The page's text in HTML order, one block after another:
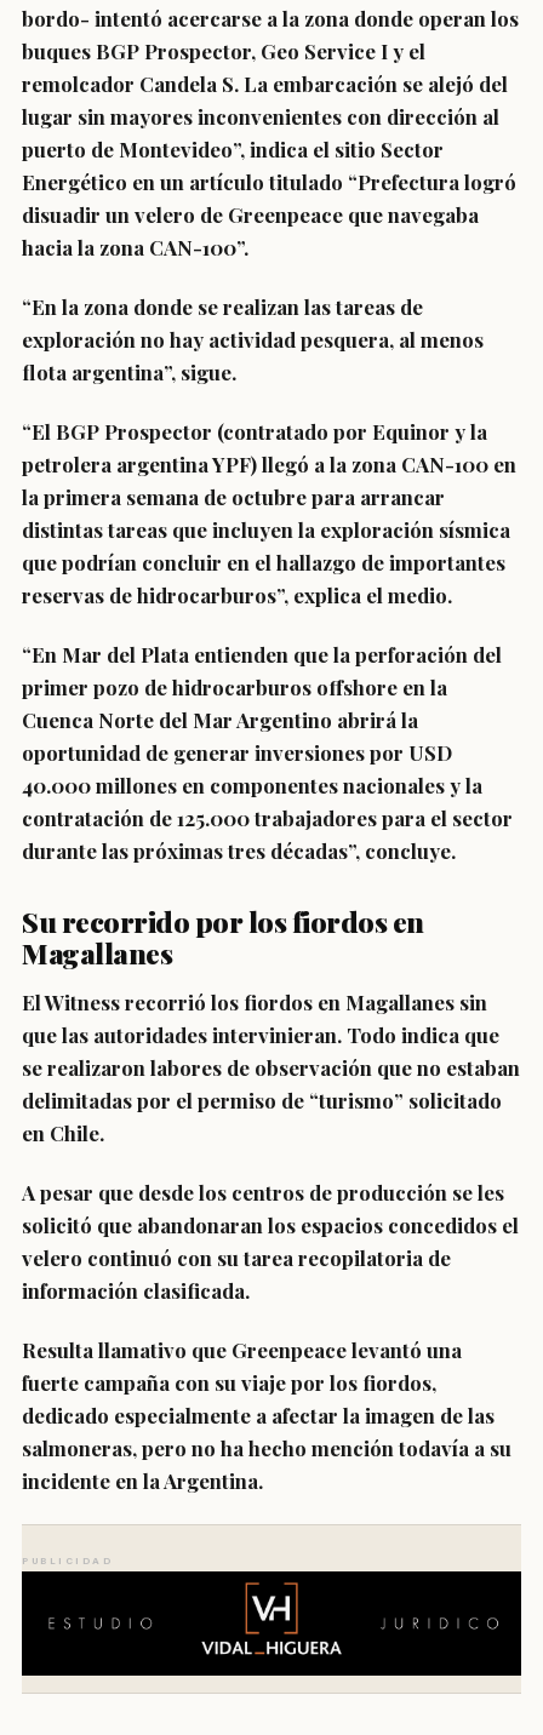
bordo- intentó acercarse a la zona donde operan los
buques BGP Prospector, Geo Service I y el
remolcador Candela S. La embarcación se alejó del
lugar sin mayores inconvenientes con dirección al
puerto de Montevideo”, indica el sitio Sector
Energético en un artículotitulado “Prefectura logró
disuadir un velero de Greenpeace que navegaba
hacia la zona CAN-100”.
“En la zona donde se realizan las tareas de
exploración no hay actividad pesquera, al menos
flota argentina”, sigue.
“El BGP Prospector (contratado por Equinor y la
petrolera argentina YPF) llegó a la zona CAN-100 en
la primera semana de octubre para arrancar
distintas tareas que incluyen la exploración sísmica
que podrían concluir en el hallazgo de importantes
reservas de hidrocarburos”, explica el medio.
“En Mar del Plata entienden que la perforación del
primer pozo de hidrocarburos offshore en la
Cuenca Norte del Mar Argentino abrirá la
oportunidad de generar inversiones por USD
40.000 millones en componentes nacionales y la
contratación de 125.000 trabajadores para el sector
durante las próximas tres décadas”, concluye.
Su recorrido por los fiordos en
Magallanes
El Witness recorrió los fiordos en Magallanes sin
que las autoridades intervinieran. Todo indica que
se realizaron labores de observación que no estaban
delimitadas por el permiso de “turismo” solicitado
en Chile.
A pesar que desde los centros de producción se les
solicitó que abandonaran los espacios concedidos el
velero continuó con su tarea recopilatoria de
información clasificada.
Resulta llamativo que Greenpeace levantó una
fuerte campaña con su viaje por los fiordos,
dedicado especialmente a afectar la imagen de las
salmoneras, pero no ha hecho mención todavía a su
incidente en la Argentina.
PUBLICIDAD